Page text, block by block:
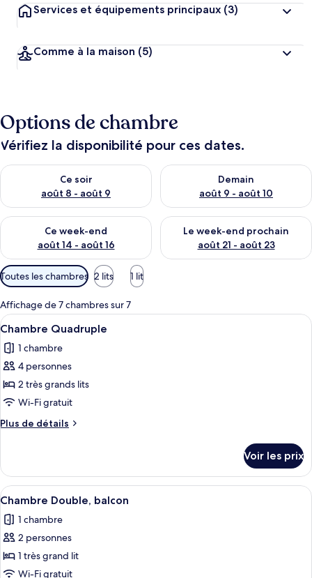
Services et équipements principaux (3)
Comme à la maison (5)
Options de chambre
Vérifiez la disponibilité pour ces dates.
Ce soir
août 8 - août 9
Vérifier la disponibilité pour ce soir août 8 - août 9
Demain
août 9 - août 10
Vérifier la disponibilité pour
Ce week-end
août 14 - août 16
Vérifier la disponibilité pour ce week-end août 14 - août 16
Le week-end prochain
août 21 - août 23
Vérifier la disponibilité pour
Filtres
disponibles
pour
les
chambres
Toutes les chambres 2 lits 1 lit
Affichage de 7 chambres sur 7
Afficher
toutes
les
photos
pour
ce
type
de
Chambre
Quadruple
Une chambre d’hôtel moderne
12
Chambre Quadruple
1 chambre
4 personnes
2 très grands lits
Wi-Fi gratuit
Plus de détails
Plus
le
type
de
Chambre
Quadruple
Voir les prix
Afficher
toutes
les
photos
pour
ce
Une chambre moderne comprenant
6
Chambre Double, balcon
1 chambre
2 personnes
1 très grand lit
Wi-Fi gratuit